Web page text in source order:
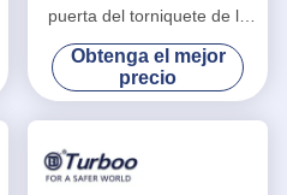
puerta del torniquete de la
altura de la cintura de Barrie
RFID de la aleta SUS304
Obtenga el mejor
precio